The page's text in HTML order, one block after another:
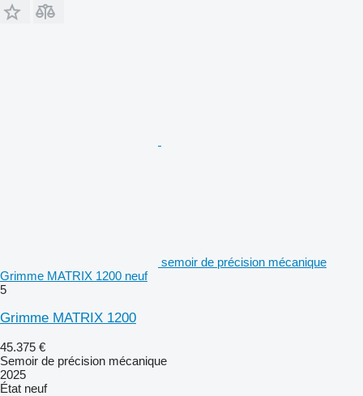
semoir de précision mécanique
Grimme MATRIX 1200 neuf
5
Grimme MATRIX 1200
45.375 €
Semoir de précision mécanique
2025
État neuf